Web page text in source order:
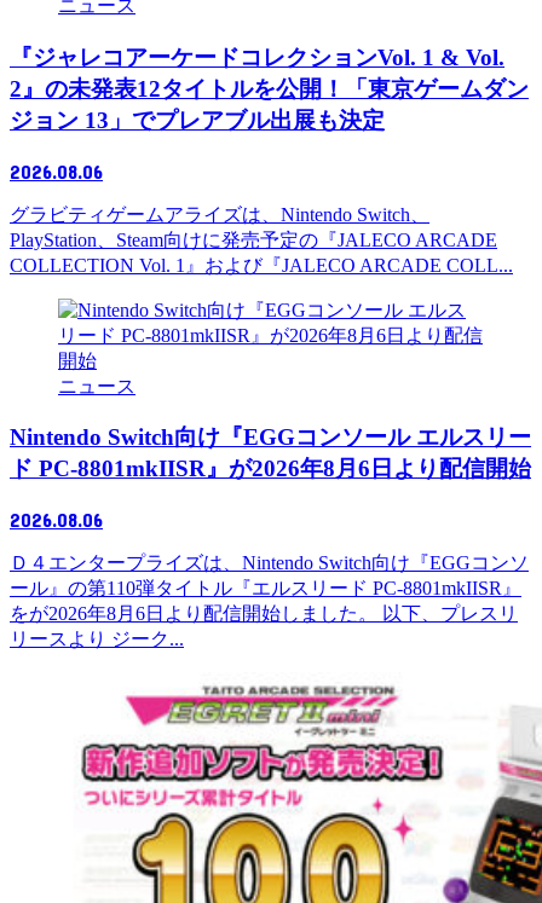
ニュース
『ジャレコアーケードコレクションVol. 1 & Vol.
2』の未発表12タイトルを公開！「東京ゲームダン
ジョン 13」でプレアブル出展も決定
2026.08.06
グラビティゲームアライズは、Nintendo Switch、
PlayStation、Steam向けに発売予定の『JALECO ARCADE
COLLECTION Vol. 1』および『JALECO ARCADE COLL...
ニュース
Nintendo Switch向け『EGGコンソール エルスリー
ド PC-8801mkIISR』が2026年8月6日より配信開始
2026.08.06
Ｄ４エンタープライズは、Nintendo Switch向け『EGGコンソ
ール』の第110弾タイトル『エルスリード PC-8801mkIISR』
をが2026年8月6日より配信開始しました。 以下、プレスリ
リースより ジーク...